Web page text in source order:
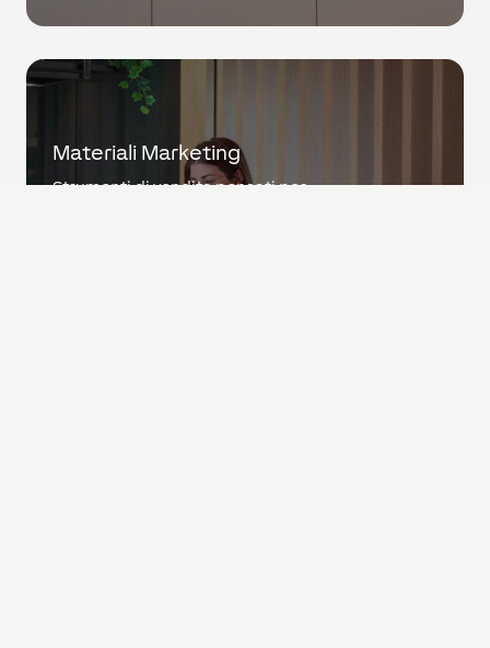
Materiali Marketing
Strumenti di vendita pensati per